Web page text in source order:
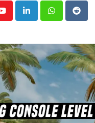
YoutubeLinkedInWhatsappReddit